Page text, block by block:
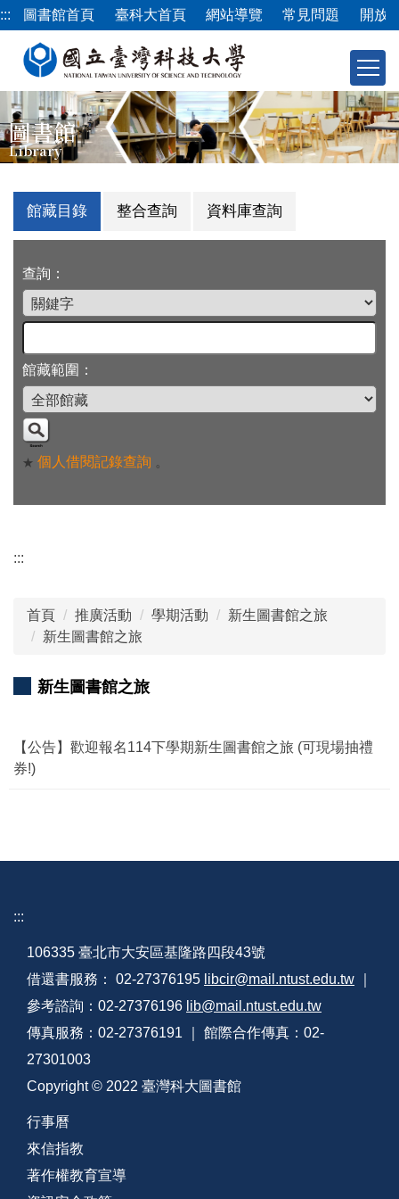
跳
到
內
容
區
::: 圖書館首頁 臺科大首頁 網站導覽 常見問題 開放
圖書館
Library
館藏目錄 整合查詢 資料庫查詢
查詢：
館藏範圍：
★ 個人借閱記錄查詢 。
:::
首頁 推廣活動 學期活動
新生圖書館之旅
新生圖書館之旅
新生圖書館之旅
【公告】歡迎報名114下學期新生圖書館之旅 (可現場抽禮
券!)
:::
106335 臺北市大安區基隆路四段43號
借還書服務： 02-27376195 libcir@mail.ntust.edu.tw
參考諮詢：02-27376196 lib@mail.ntust.edu.tw
傳真服務：02-27376191 ｜ 館際合作傳真：02-
27301003
Copyright © 2022 臺灣科大圖書館
行事曆
來信指教
著作權教育宣導